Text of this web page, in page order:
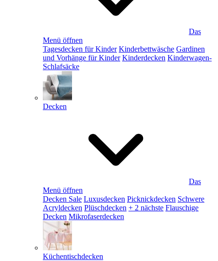
Das
Menü öffnen
Tagesdecken für Kinder Kinderbettwäsche Gardinen
und Vorhänge für Kinder Kinderdecken Kinderwagen-
Schlafsäcke
Decken
Das
Menü öffnen
Decken Sale Luxusdecken Picknickdecken Schwere
Acryldecken Plüschdecken + 2 nächste Flauschige
Decken Mikrofaserdecken
Küchentischdecken